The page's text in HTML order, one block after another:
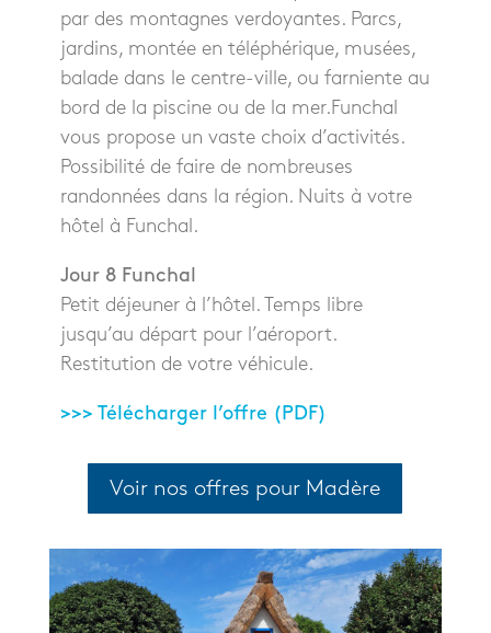
par des montagnes verdoyantes. Parcs,
jardins, montée en téléphérique, musées,
balade dans le centre-ville, ou farniente au
bord de la piscine ou de la mer.Funchal
vous propose un vaste choix d’activités.
Possibilité de faire de nombreuses
randonnées dans la région. Nuits à votre
hôtel à Funchal.
Jour 8 Funchal
Petit déjeuner à l’hôtel. Temps libre
jusqu’au départ pour l’aéroport.
Restitution de votre véhicule.
>>> Télécharger l’offre (PDF)
Voir nos offres pour Madère